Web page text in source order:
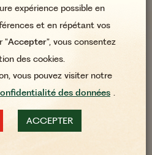
DE FAMILLE
RECETTES
expérience possible en
et en répétant vos
"Accepter", vous consentez
des cookies.
vous pouvez visiter notre
des données .
ACCEPTER